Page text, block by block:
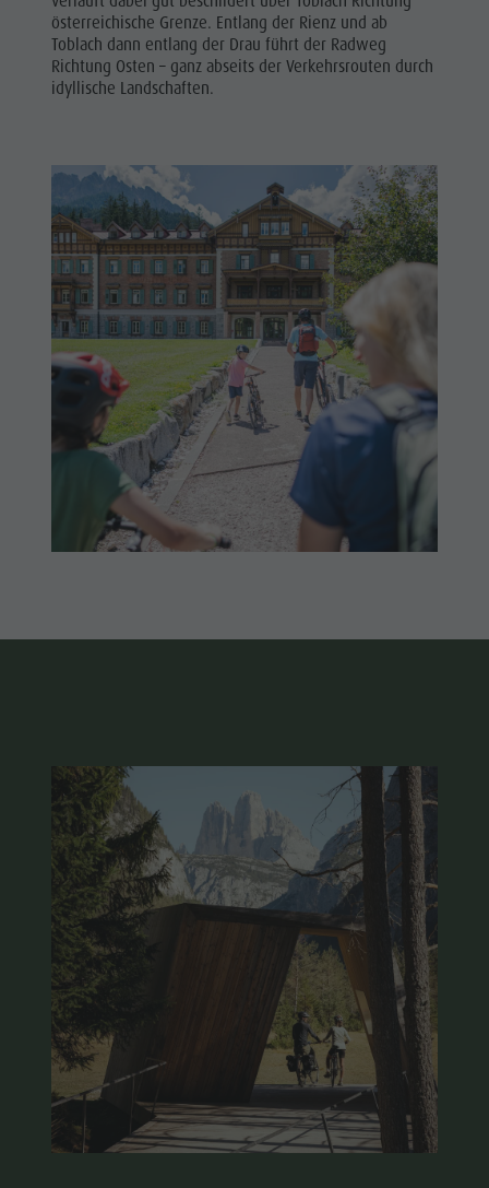
österreichische Grenze. Entlang der Rienz und ab
Toblach dann entlang der Drau führt der Radweg
Richtung Osten – ganz abseits der Verkehrsrouten durch
idyllische Landschaften.